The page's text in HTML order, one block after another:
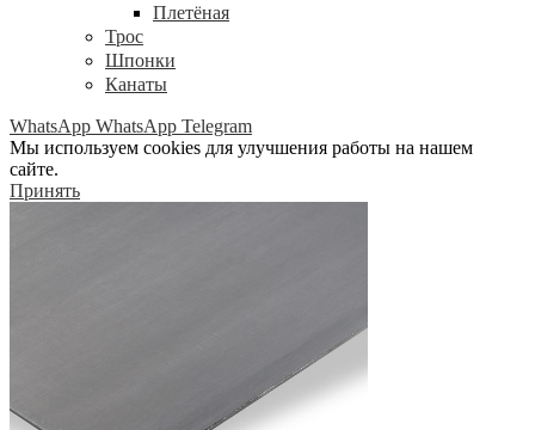
Плетёная
Трос
Шпонки
Канаты
WhatsApp WhatsApp Telegram
Мы используем cookies для улучшения работы на нашем
сайте.
Принять